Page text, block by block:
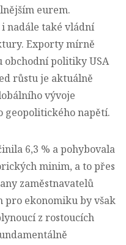
eurem.
nadále také vládní
Exporty mírně
obchodní politiky USA
růstu je aktuálně
vývoje
geopolitického napětí.
6,3 % a pohybovala
minim, a to přes
zaměstnavatelů
pro ekonomiku by však
z rostoucích